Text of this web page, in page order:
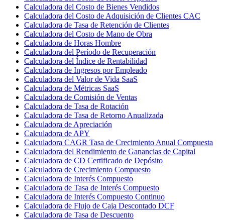
Calculadora del Costo de Bienes Vendidos
Calculadora del Costo de Adquisición de Clientes CAC
Calculadora de Tasa de Retención de Clientes
Calculadora del Costo de Mano de Obra
Calculadora de Horas Hombre
Calculadora del Período de Recuperación
Calculadora del Índice de Rentabilidad
Calculadora de Ingresos por Empleado
Calculadora del Valor de Vida SaaS
Calculadora de Métricas SaaS
Calculadora de Comisión de Ventas
Calculadora de Tasa de Rotación
Calculadora de Tasa de Retorno Anualizada
Calculadora de Apreciación
Calculadora de APY
Calculadora CAGR Tasa de Crecimiento Anual Compuesta
Calculadora del Rendimiento de Ganancias de Capital
Calculadora de CD Certificado de Depósito
Calculadora de Crecimiento Compuesto
Calculadora de Interés Compuesto
Calculadora de Tasa de Interés Compuesto
Calculadora de Interés Compuesto Continuo
Calculadora de Flujo de Caja Descontado DCF
Calculadora de Tasa de Descuento